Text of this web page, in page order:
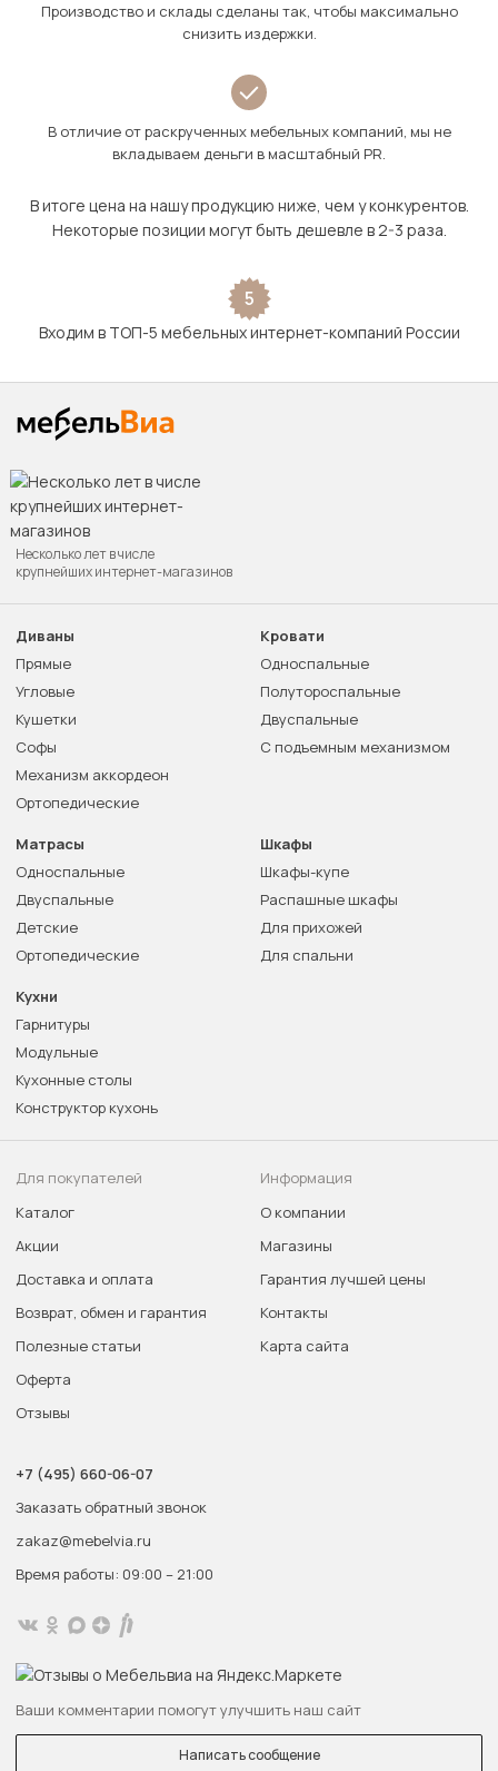
Производство и склады сделаны так, чтобы максимально
снизить издержки.
В отличие от раскрученных мебельных компаний, мы не
вкладываем деньги в масштабный PR.
В итоге цена на нашу продукцию ниже, чем у конкурентов.
Некоторые позиции могут быть дешевле в 2-3 раза.
5
Входим в ТОП-5 мебельных интернет-компаний России
Несколько лет в числе
крупнейших интернет-магазинов
Диваны
Прямые
Угловые
Кушетки
Софы
Механизм аккордеон
Ортопедические
Кровати
Односпальные
Полутороспальные
Двуспальные
С подъемным механизмом
Матрасы
Односпальные
Двуспальные
Детские
Ортопедические
Шкафы
Шкафы-купе
Распашные шкафы
Для прихожей
Для спальни
Кухни
Гарнитуры
Модульные
Кухонные столы
Конструктор кухонь
Для покупателей
Каталог
Акции
Доставка и оплата
Возврат, обмен и гарантия
Полезные статьи
Оферта
Отзывы
Информация
О компании
Магазины
Гарантия лучшей цены
Контакты
Карта сайта
+7 (495) 660-06-07
Заказать обратный звонок
zakaz@mebelvia.ru
Время работы: 09:00 – 21:00
Ваши комментарии помогут улучшить наш сайт
Написать сообщение